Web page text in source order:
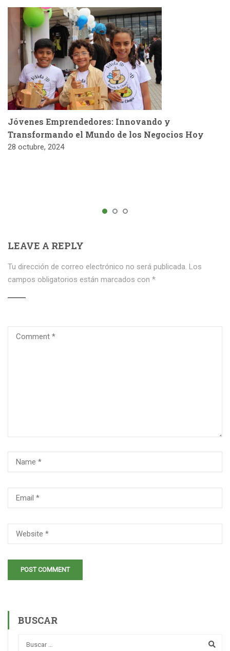
Jóvenes Emprendedores: Innovando y
Transformando el Mundo de los Negocios Hoy
28 octubre, 2024
LEAVE A REPLY
Tu dirección de correo electrónico no será publicada. Los
campos obligatorios están marcados con *
BUSCAR